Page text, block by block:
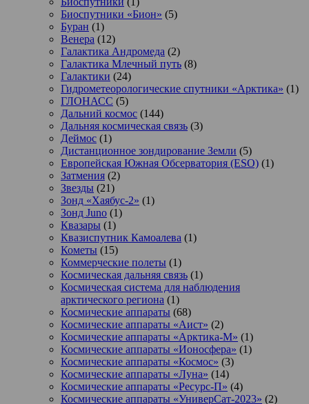
Биоспутники «Бион» (5)
Буран (1)
Венера (12)
Галактика Андромеда (2)
Галактика Млечный путь (8)
Галактики (24)
Гидрометеорологические спутники «Арктика» (1)
ГЛОНАСС (5)
Дальний космос (144)
Дальняя космическая связь (3)
Деймос (1)
Дистанционное зондирование Земли (5)
Европейская Южная Обсерватория (ESO) (1)
Затмения (2)
Звезды (21)
Зонд «Хаябус-2» (1)
Зонд Juno (1)
Квазары (1)
Квазиспутник Камоалева (1)
Кометы (15)
Коммерческие полеты (1)
Космическая дальняя связь (1)
Космическая система для наблюдения
арктического региона (1)
Космические аппараты (68)
Космические аппараты «Аист» (2)
Космические аппараты «Арктика-М» (1)
Космические аппараты «Ионосфера» (1)
Космические аппараты «Космос» (3)
Космические аппараты «Луна» (14)
Космические аппараты «Ресурс-П» (4)
Космические аппараты «УниверСат-2023» (2)